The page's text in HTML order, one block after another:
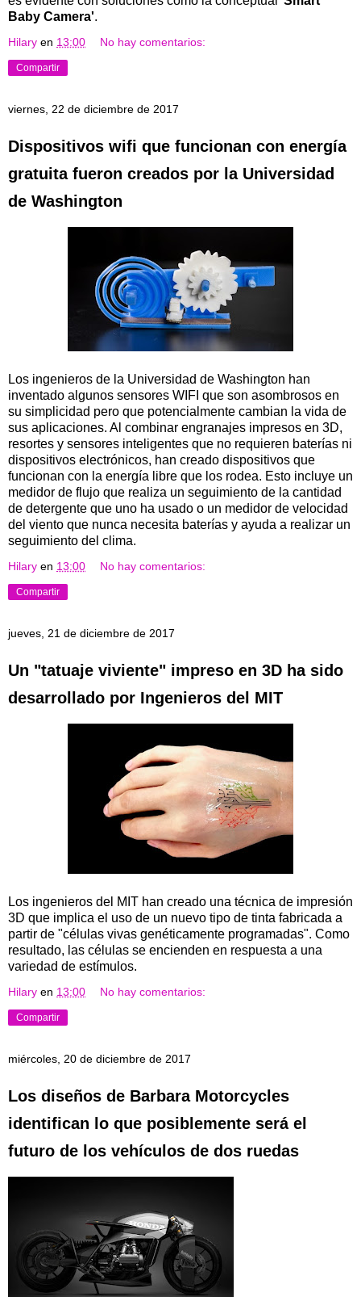
Baby Camera'.
Hilary en 13:00 No hay comentarios:
Compartir
viernes, 22 de diciembre de 2017
Dispositivos wifi que funcionan con energía
gratuita fueron creados por la Universidad
de Washington
Los ingenieros de la Universidad de Washington han
inventado algunos sensores WIFI que son asombrosos en
su simplicidad pero que potencialmente cambian la vida de
sus aplicaciones. Al combinar engranajes impresos en 3D,
resortes y sensores inteligentes que no requieren baterías ni
dispositivos electrónicos, han creado dispositivos que
funcionan con la energía libre que los rodea. Esto incluye un
medidor de flujo que realiza un seguimiento de la cantidad
de detergente que uno ha usado o un medidor de velocidad
del viento que nunca necesita baterías y ayuda a realizar un
seguimiento del clima.
Hilary en 13:00 No hay comentarios:
Compartir
jueves, 21 de diciembre de 2017
Un "tatuaje viviente" impreso en 3D ha sido
desarrollado por Ingenieros del MIT
Los ingenieros del MIT han creado una técnica de impresión
3D que implica el uso de un nuevo tipo de tinta fabricada a
partir de "células vivas genéticamente programadas". Como
resultado, las células se encienden en respuesta a una
variedad de estímulos.
Hilary en 13:00 No hay comentarios:
Compartir
miércoles, 20 de diciembre de 2017
Los diseños de Barbara Motorcycles
identifican lo que posiblemente será el
futuro de los vehículos de dos ruedas